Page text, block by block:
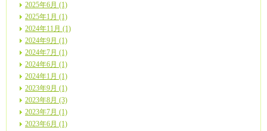
2025年6月 (1)
2025年1月 (1)
2024年11月 (1)
2024年9月 (1)
2024年7月 (1)
2024年6月 (1)
2024年1月 (1)
2023年9月 (1)
2023年8月 (3)
2023年7月 (1)
2023年6月 (1)